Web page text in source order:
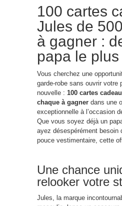
100 cartes
Jules de
à gagner :
papa le plus
Vous cherchez une
garde-robe sans ouvrir votre
nouvelle : 100 cartes
chaque à gagner dans une
exceptionnelle à l’occasion
Que vous soyez déjà un
ayez désespérément besoin
pouce vestimentaire, cette
Une chance
relooker votre
Jules, la marque